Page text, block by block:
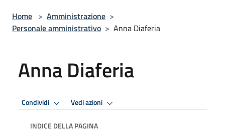
Home > Amministrazione >
Personale amministrativo > Anna Diaferia
Anna Diaferia
Condividi Vedi azioni
INDICE DELLA PAGINA